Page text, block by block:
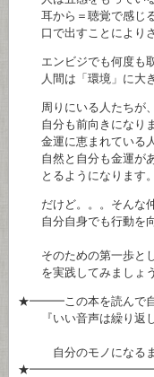
耳から＝聴覚で感じる
口で出すことによりさ
エンビジでも何度も
人間は「環境」に大き
周りにいる人たちが、
自分も前向きになり
金運に恵まれている人
自然と自分も金運があ
とるようになります。
だけど。。。そんな
自分自身でも行動を向
そのための第一歩とし
を実践してみましょう
★━━━この本を読ん
『いい音声は繰り返し
自分のモノになる